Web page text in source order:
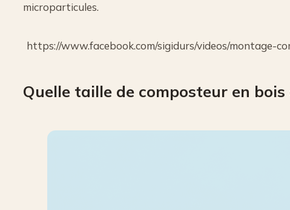
microparticules.
https://www.facebook.com/sigidurs/videos/montage-
Quelle taille de composteur en bois